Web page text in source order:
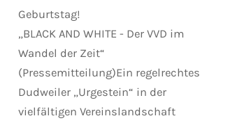
Geburtstag!
„BLACK AND WHITE - Der VVD im
Wandel der Zeit“
(Pressemitteilung)Ein regelrechtes
Dudweiler „Urgestein“ in der
vielfältigen Vereinslandschaft